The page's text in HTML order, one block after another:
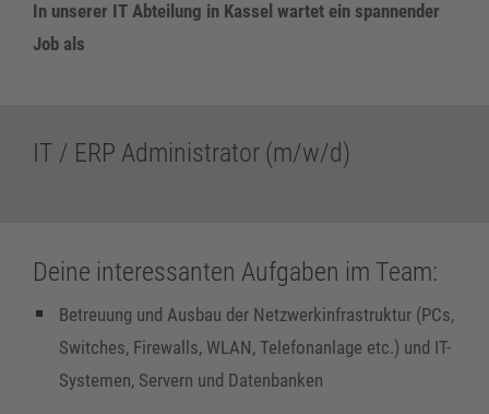
In unserer IT Abteilung in Kassel wartet ein spannender
Job als
IT / ERP Administrator (m/w/d)
Deine interessanten Aufgaben im Team:
Betreuung und Ausbau der Netzwerkinfrastruktur (PCs,
Switches, Firewalls, WLAN, Telefonanlage etc.) und IT-
Systemen, Servern und Datenbanken